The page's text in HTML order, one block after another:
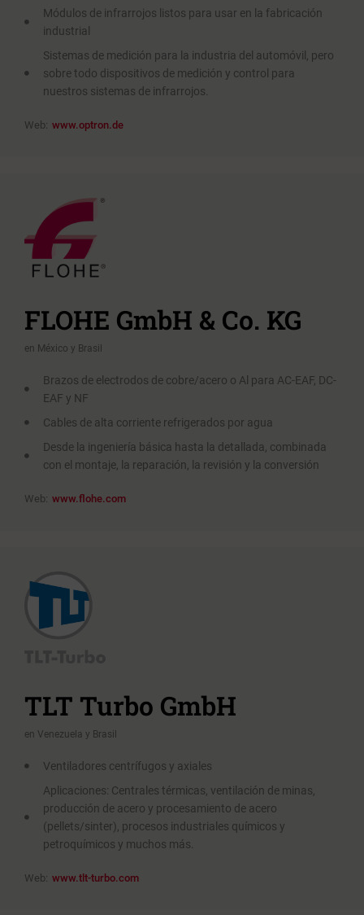
Módulos de infrarrojos listos para usar en la fabricación
industrial
Sistemas de medición para la industria del automóvil, pero
sobre todo dispositivos de medición y control para
nuestros sistemas de infrarrojos.
Web: www.optron.de
FLOHE GmbH & Co. KG
en México y Brasil
Brazos de electrodos de cobre/acero o Al para AC-EAF, DC-
EAF y NF
Cables de alta corriente refrigerados por agua
Desde la ingeniería básica hasta la detallada, combinada
con el montaje, la reparación, la revisión y la conversión
Web: www.flohe.com
TLT Turbo GmbH
en Venezuela y Brasil
Ventiladores centrífugos y axiales
Aplicaciones: Centrales térmicas, ventilación de minas,
producción de acero y procesamiento de acero
(pellets/sinter), procesos industriales químicos y
petroquímicos y muchos más.
Web: www.tlt-turbo.com